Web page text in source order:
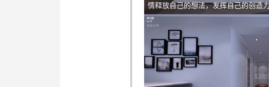
情释放自己的想法，发挥自己的创造